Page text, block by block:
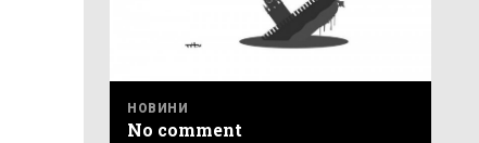
НОВИНИ
No comment